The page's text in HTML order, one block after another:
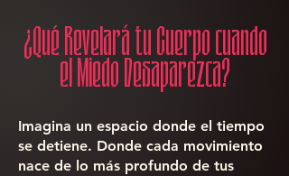
¿Qué Revelará tu Cuerpo cuando
el Miedo Desaparezca?
Imagina un espacio donde el tiempo
se detiene. Donde cada movimiento
nace de lo más profundo de tus